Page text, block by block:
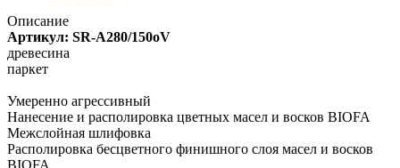
Описание
Артикул: SR-А280/150oV
древесина
паркет
Умеренно агрессивный
Нанесение и располировка цветных масел и восков BIOFA
Межслойная шлифовка
Располировка бесцветного финишного слоя масел и восков